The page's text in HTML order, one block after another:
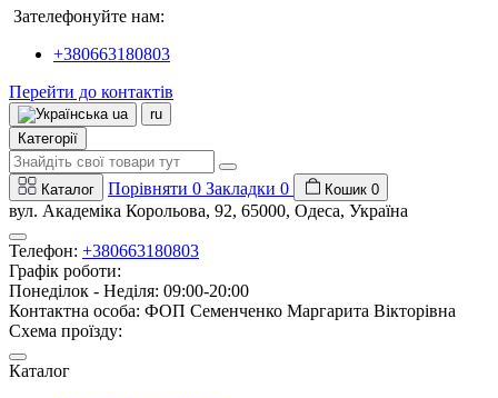
Зателефонуйте нам:
+380663180803
Перейти до контактів
ua
ru
Категорії
Каталог Порівняти 0 Закладки 0 Кошик 0
вул. Академіка Корольова, 92, 65000, Одеса, Україна
Телефон: +380663180803
Графік роботи:
Понеділок - Неділя: 09:00-20:00
Контактна особа: ФОП Семенченко Маргарита Вікторівна
Схема проїзду:
Каталог